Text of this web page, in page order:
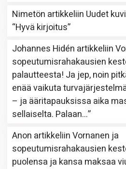
Nimetön artikkeliin Uudet
“Hyvä kirjoitus”
Johannes Hidén artikkeliin
sopeutumisrahakausien
palautteesta! Ja jep, noin
enää vaikuta
– ja ääritapauksissa aika
sellaiselta. Palaan…”
Anon artikkeliinVornanen ja
sopeutumisrahakausien
puolensa ja kansa maksaa